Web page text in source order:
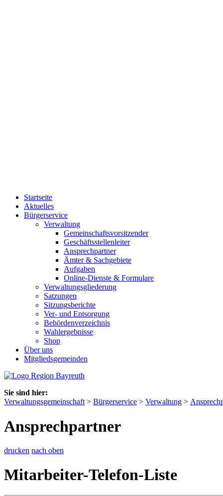
Startseite
Aktuelles
Bürgerservice
Verwaltung
Gemeinschaftsvorsitzender
Geschäftsstellenleiter
Ansprechpartner
Ämter & Sachgebiete
Aufgaben
Online-Dienste & Formulare
Verwaltungsgliederung
Satzungen
Sitzungsberichte
Ver- und Entsorgung
Behördenverzeichnis
Wahlergebnisse
Shop
Über uns
Mitgliedsgemeinden
Sie sind hier:
Verwaltungsgemeinschaft > Bürgerservice > Verwaltung >
Ansprechpartner
drucken nach oben
Mitarbeiter-Telefon-Liste